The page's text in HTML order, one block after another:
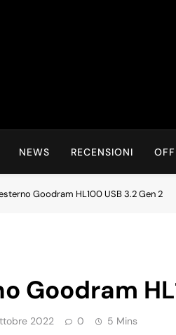
NEWS RECENSIONI
Goodram HL100 USB 3.2 Gen 2
Goodram
2022 0 5 Mins